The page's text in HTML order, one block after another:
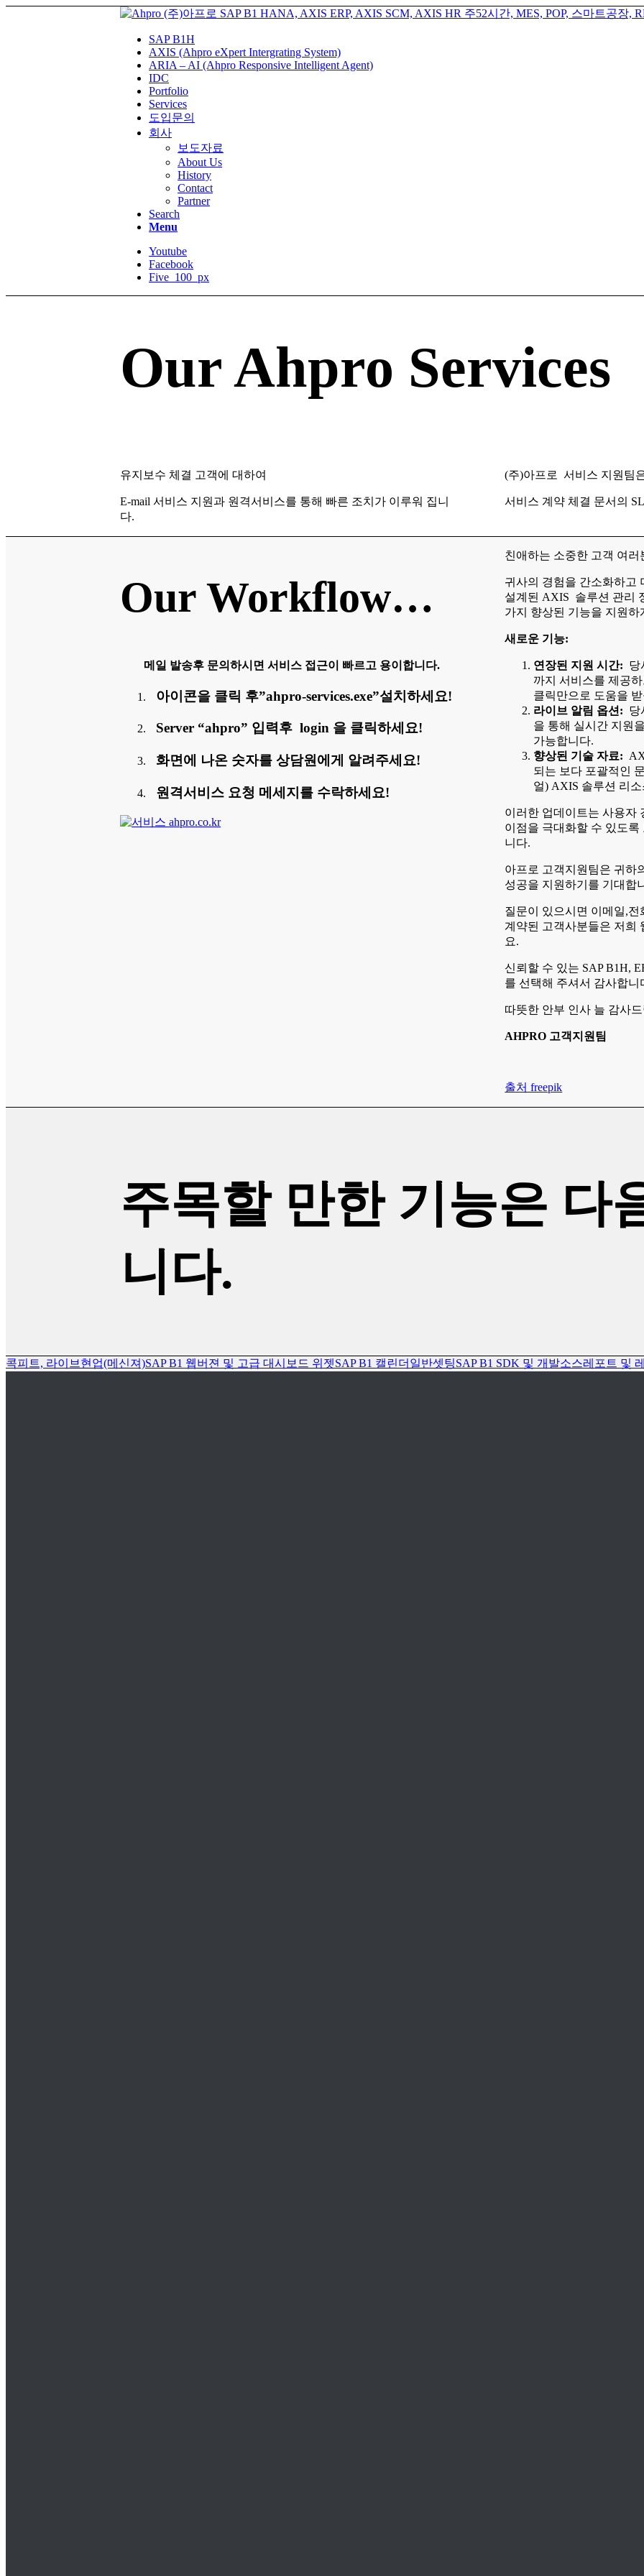
SAP B1H
AXIS (Ahpro eXpert Intergrating System)
ARIA – AI (Ahpro Responsive Intelligent Agent)
IDC
Portfolio
Services
도입문의
회사
보도자료
About Us
History
Contact
Partner
Search
Menu
Youtube
Facebook
Five_100_px
Our Ahpro Services
유지보수 체결 고객에 대하여
E-mail 서비스 지원과 원격서비스를 통해 빠른 조치가 이루워 집니
다.
(주)아프로 서비스 지원팀
서비스 계약 체결 문서의
Our Workflow…
메일 발송후 문의하시면 서비스 접근이 빠르고 용이합니다.
아이콘을 클릭 후”ahpro-services.exe”설치하세요!
Server “ahpro” 입력후 login 을 클릭하세요!
화면에 나온 숫자를 상담원에게 알려주세요!
원격서비스 요청 메세지를 수락하세요!
친애하는 소중한 고객 여러
귀사의 경험을 간소화하고
설계된 AXIS 솔루션 관리
가지 향상된 기능을 지원
새로운 기능:
연장된 지원 시간: 당
까지 서비스를 제공
클릭만으로 도움을
라이브 알림 옵션: 당
을 통해 실시간 지원
가능합니다.
향상된 기술 자료:
되는 보다 포괄적인
얼) AXIS 솔루션 리
이러한 업데이트는 사용자
이점을 극대화할 수 있도
니다.
아프로 고객지원팀은 귀하
성공을 지원하기를 기대합
질문이 있으시면 이메일,
계약된 고객사분들은 저희
요.
신뢰할 수 있는 SAP B1H,
를 선택해 주셔서 감사합니
따뜻한 안부 인사 늘 감사
AHPRO 고객지원팀
출처 freepik
주목할 만한 기능은 다
니다.
콕피트, 라이브현업(메신져)SAP B1 웹버젼 및 고급 대시보드 위젯SAP B1 캘린더 일반셋팅SAP B1 SDK 및 개발소스레포트 및